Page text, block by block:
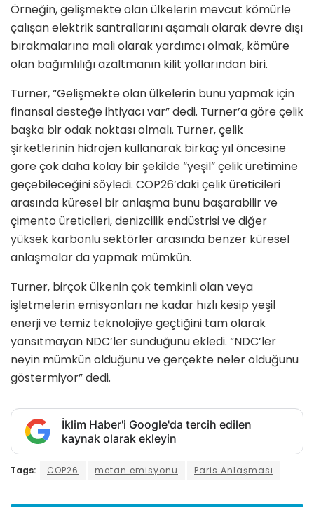
Örneğin, gelişmekte olan ülkelerin mevcut kömürle
çalışan elektrik santrallarını aşamalı olarak devre dışı
bırakmalarına mali olarak yardımcı olmak, kömüre
olan bağımlılığı azaltmanın kilit yollarından biri.
Turner, “Gelişmekte olan ülkelerin bunu yapmak için
finansal desteğe ihtiyacı var” dedi. Turner’a göre çelik
başka bir odak noktası olmalı. Turner, çelik
şirketlerinin hidrojen kullanarak birkaç yıl öncesine
göre çok daha kolay bir şekilde “yeşil” çelik üretimine
geçebileceğini söyledi. COP26’daki çelik üreticileri
arasında küresel bir anlaşma bunu başarabilir ve
çimento üreticileri, denizcilik endüstrisi ve diğer
yüksek karbonlu sektörler arasında benzer küresel
anlaşmalar da yapmak mümkün.
Turner, birçok ülkenin çok temkinli olan veya
işletmelerin emisyonları ne kadar hızlı kesip yeşil
enerji ve temiz teknolojiye geçtiğini tam olarak
yansıtmayan NDC’ler sunduğunu ekledi. “NDC’ler
neyin mümkün olduğunu ve gerçekte neler olduğunu
göstermiyor” dedi.
İklim Haber'i Google'da tercih edilen
kaynak olarak ekleyin
Tags: COP26 metan emisyonu Paris Anlaşması